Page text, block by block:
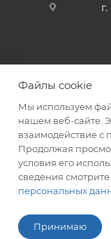
Файлы cookie
Мы используем
нашем веб-сайте.
взаимодействие с
Продолжая
условия его
сведения смотрите
персональных
Принимаю